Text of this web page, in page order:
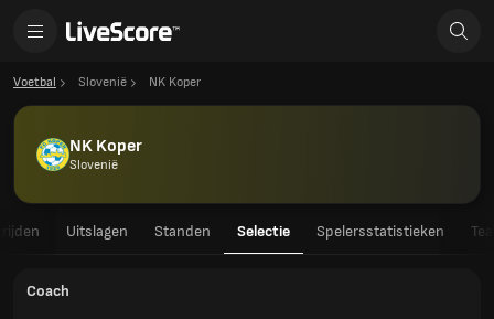
Voetbal Slovenië NK Koper
NK Koper
Slovenië
Uitslagen Standen Selectie Spelersstatistieken
Coach